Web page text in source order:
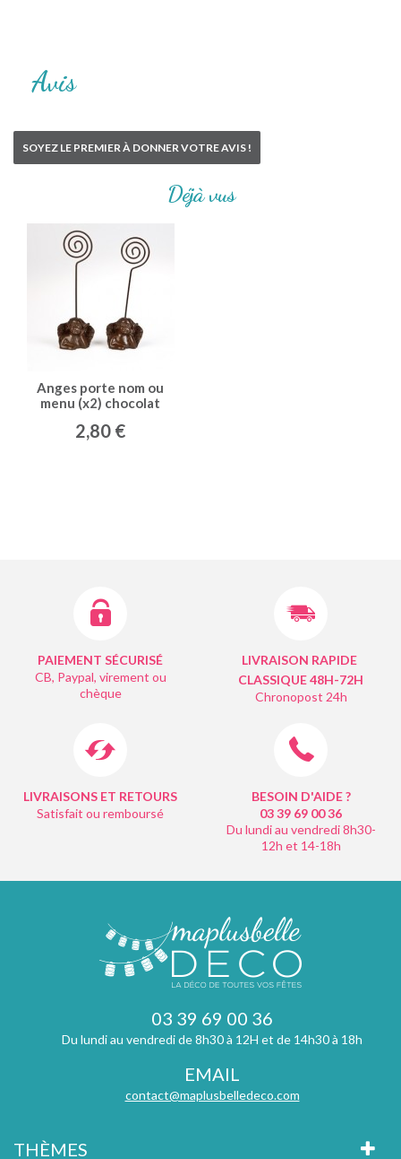
Avis
SOYEZ LE PREMIER À DONNER VOTRE AVIS !
Déjà vus
Anges porte nom ou
menu (x2) chocolat
2,80 €
PAIEMENT SÉCURISÉ
CB, Paypal, virement ou
chèque
LIVRAISON RAPIDE
CLASSIQUE 48H-72H
Chronopost 24h
LIVRAISONS ET RETOURS
Satisfait ou remboursé
BESOIN D'AIDE ?
03 39 69 0036
Du lundi au vendredi 8h30-
12h et 14-18h
03 39 69 00 36
Du lundi au vendredi de 8h30 à 12H et de 14h30 à 18h
EMAIL
contact@maplusbelledeco.com
THÈMES